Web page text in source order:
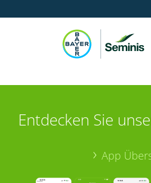
Entdecken Sie
App